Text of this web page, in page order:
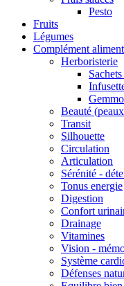
Pesto
Fruits
Légumes
Complément
Herboristerie
Beauté
Transit
Silhouette
Circulation
Articulation
Sérénité -
Tonus energie
Digestion
Confort
Drainage
Vitamines
Vision -
Système
Défenses